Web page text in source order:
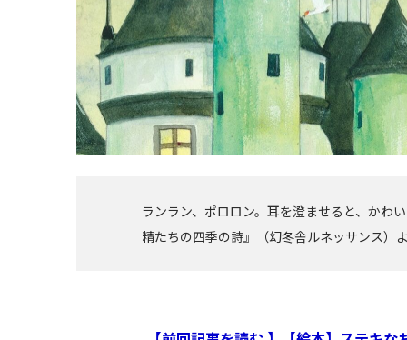
ランラン、ポロロン。耳を澄ませると、かわ
精たちの四季の詩』（幻冬舎ルネッサンス）